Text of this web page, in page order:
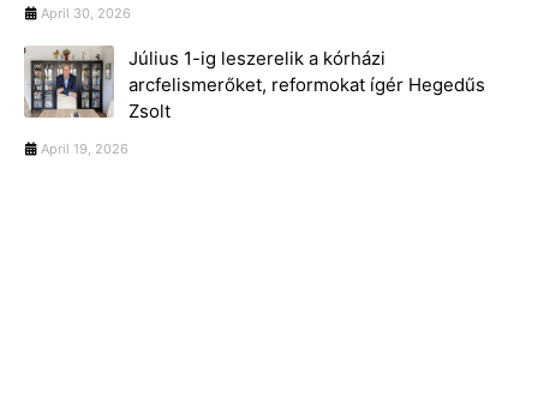
April 30, 2026
Július 1-ig leszerelik a kórházi
arcfelismerőket, reformokat ígér Hegedűs
Zsolt
April 19, 2026